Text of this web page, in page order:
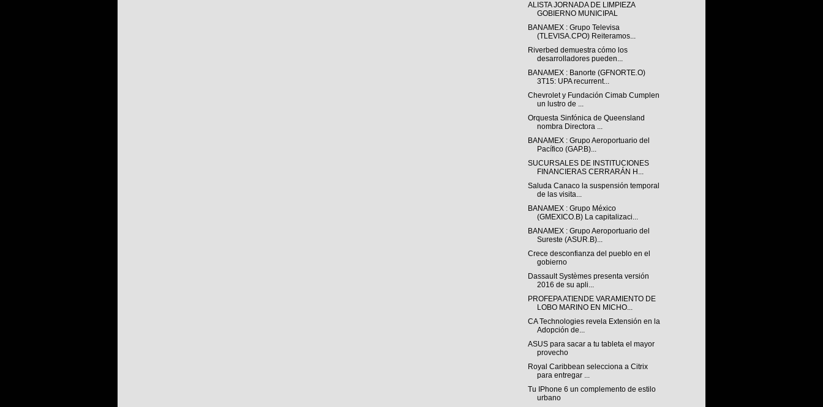
ALISTA JORNADA DE LIMPIEZA
GOBIERNO MUNICIPAL
BANAMEX : Grupo Televisa
(TLEVISA.CPO) Reiteramos...
Riverbed demuestra cómo los
desarrolladores pueden...
BANAMEX : Banorte (GFNORTE.O)
3T15: UPA recurrent...
Chevrolet y Fundación Cimab Cumplen
un lustro de ...
Orquesta Sinfónica de Queensland
nombra Directora ...
BANAMEX : Grupo Aeroportuario del
Pacífico (GAP.B)...
SUCURSALES DE INSTITUCIONES
FINANCIERAS CERRARÁN H...
Saluda Canaco la suspensión temporal
de las visita...
BANAMEX : Grupo México
(GMEXICO.B) La capitalizaci...
BANAMEX : Grupo Aeroportuario del
Sureste (ASUR.B)...
Crece desconfianza del pueblo en el
gobierno
Dassault Systèmes presenta versión
2016 de su apli...
PROFEPA ATIENDE VARAMIENTO DE
LOBO MARINO EN MICHO...
CA Technologies revela Extensión en la
Adopción de...
ASUS para sacar a tu tableta el mayor
provecho
Royal Caribbean selecciona a Citrix
para entregar ...
Tu IPhone 6 un complemento de estilo
urbano